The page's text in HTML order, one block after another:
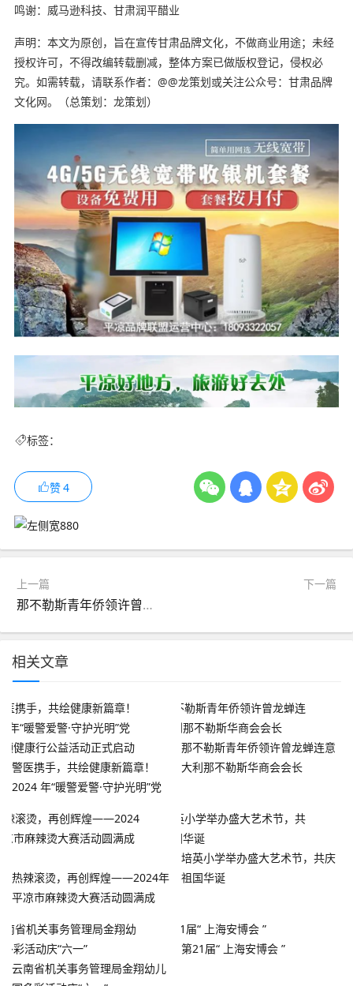
鸣谢：威马逊科技、甘肃润平醋业
声明：本文为原创，旨在宣传甘肃品牌文化，不做商业用途；未经
授权许可，不得改编转载删减，整体方案已做版权登记，侵权必
究。如需转载，请联系作者：@@龙策划或关注公众号：甘肃品牌
文化网。（总策划：龙策划）
标签：
赞4
上一篇
那不勒斯青年侨领许曾龙蝉连意大利那不勒斯华商会会长
下一篇
相关文章
警医携手，共绘健康新篇章！
2024 年“暖警爱警·守护光明”党
那不勒斯青年侨领许曾龙蝉连意
大利那不勒斯华商会会长
热辣滚烫，再创辉煌——2024年
平凉市麻辣烫大赛活动圆满成
培英小学举办盛大艺术节，共庆
祖国华诞
云南省机关事务管理局金翔幼儿
第21届“ 上海安博会 ”